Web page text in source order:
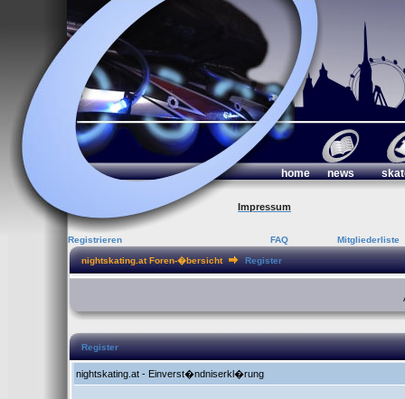
home news
Impressum
Registrieren FAQ Mitgliederliste
nightskating.at Foren-�bersicht Register
Register
nightskating.at - Einverst�ndniserkl�rung